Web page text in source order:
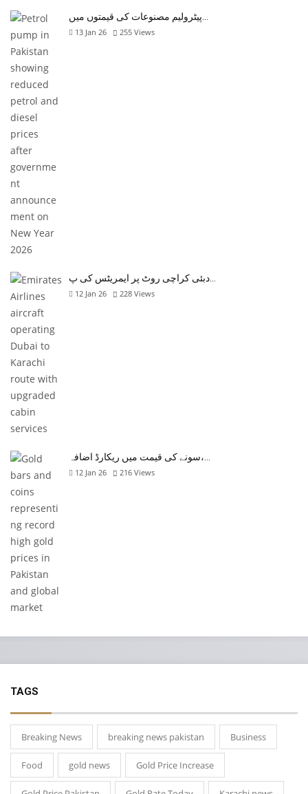
13 Jan 26 255 Views
12 Jan 26 228 Views
سونے کی قیمت میں ریکارڈ اضافہ،…
12 Jan 26 216 Views
TAGS
Breaking News breaking news pakistan Business
Food gold news Gold Price Increase